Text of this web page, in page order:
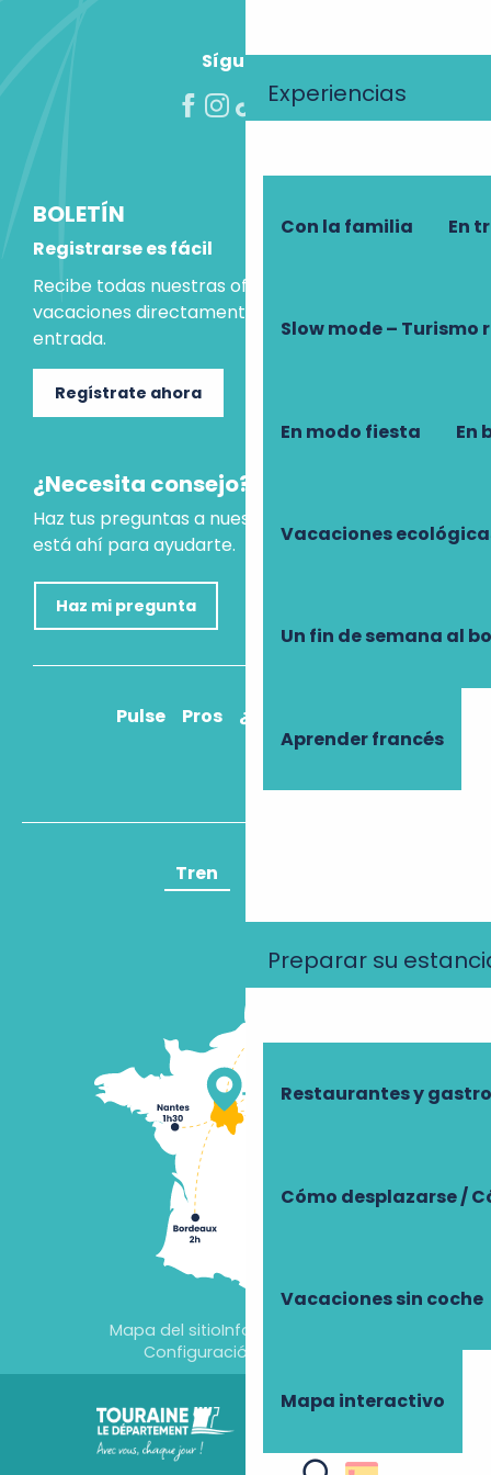
Experiencias
Con la familia En
Slow mode – Turismo
En modo fiesta En
Vacaciones
Un fin de semana al
Aprender francés
Preparar su
Restaurantes y
Cómo desplazarse /
Vacaciones sin coche
Mapa interactivo
Síguenos
BOLETÍN
Registrarse es fácil
Recibe todas nuestras ofertas e ideas para las
vacaciones directamente en tu bandeja de
entrada.
Regístrate ahora
¿Necesita consejo?
Haz tus preguntas a nuestro asistente virtual, que
está ahí para ayudarte.
Haz mi pregunta
Pulse Pros ¿Cómo llegar?
Tren
Mapa del sitioInformación jurídica
Configuración de cookies